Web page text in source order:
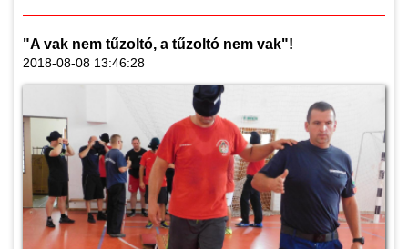
"A vak nem tűzoltó, a tűzoltó nem vak"!
2018-08-08 13:46:28